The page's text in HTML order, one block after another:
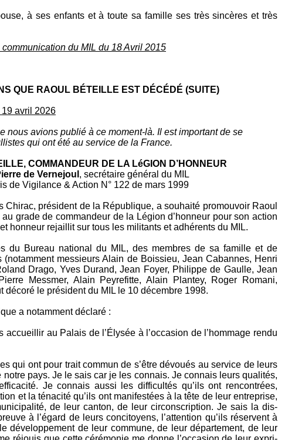
à ses enfants et à toute sa famille ses très sincères et très
communication du MIL du 18 Avril 2015
QUE RAOUL BÉTEILLE EST DÉCÉDÉ (SUITE)
avril 2026
nous avions publié à ce moment-là. Il est important de se
qui ont été au service de la France.
COMMANDEUR DE LA LéGION D’HONNEUR
de Vernejoul , secrétaire général du MIL
de Vigilance & Action N° 122 de mars 1999
Chirac, président de la Répu­blique, a souhaité promouvoir Raoul
grade de commandeur de la Légion d’honneur pour son action
honneur rejaillit sur tous les militants et adhérents du MIL.
du Bureau national du MIL, des membres de sa famille et de
(notamment messieurs Alain de Boissieu, Jean Ca­ban­nes, Henri
Drago, Yves Durand, Jean Foyer, Philippe de Gaulle, Jean
Messmer, Alain Peyrefitte, Alain Plantey, Roger Romani,
dé­coré le président du MIL le 10 décembre 1998.
a notamment déclaré :
accueillir au Palais de l’Élysée à l’occasion de l’hommage rendu
qui ont pour trait com­mun de s’être dévoués au service de leurs
pays. Je le sais car je les connais. Je connais leurs qualités,
Je connais aussi les difficultés qu’ils ont rencontrées,
et la ténacité qu’ils ont ma­nifestées à la tête de leur entreprise,
de leur canton, de leur circonscription. Je sais la dis­
à l’égard de leurs concitoyens, l’attention qu’ils réservent à
développement de leur commune, de leur département, de leur